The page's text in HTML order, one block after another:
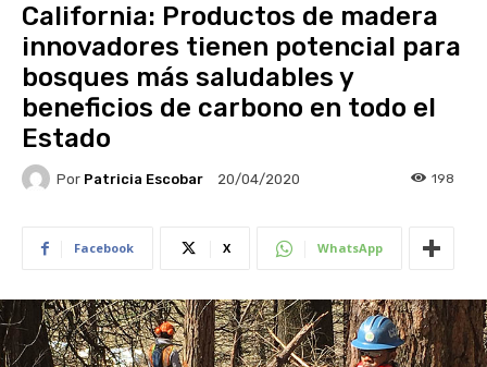
California: Productos de madera
innovadores tienen potencial para
bosques más saludables y
beneficios de carbono en todo el
Estado
Por Patricia Escobar 20/04/2020 198
Facebook X WhatsApp